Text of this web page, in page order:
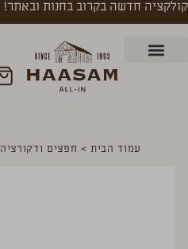
קולקציה חדשה בקרוב בחנות ובאתר!
עמוד הבית> חפצים ודקורציה